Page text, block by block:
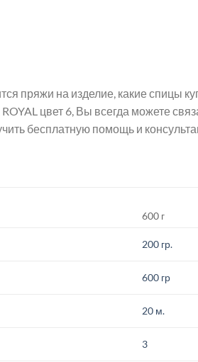
пряжи на изделие, какие спицы
ROYAL цвет 6, Вы всегда можете
бесплатную помощь и
600 г
200 гр.
600 гр
20 м.
3